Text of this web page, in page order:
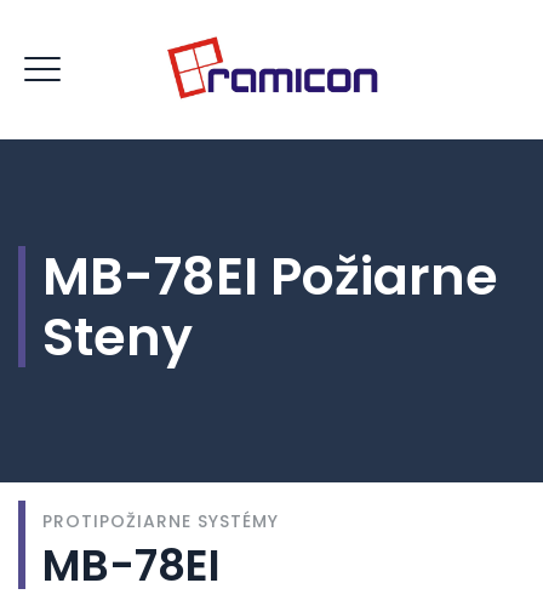
MB-78EI Požiarne
Steny
PROTIPOŽIARNE SYSTÉMY
MB-78EI